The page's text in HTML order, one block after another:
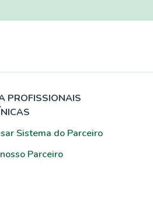
PROFISSIONAIS
Sistema do Parceiro
Parceiro